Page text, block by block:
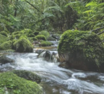
foto-
perez-spda